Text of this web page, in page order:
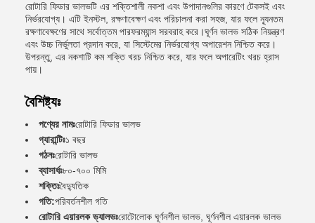
রোটারি ফিডার ভালভটি এর শক্তিশালী নকশা এবং উপাদানগুলির কারণে টেকসই এবং
নির্ভরযোগ্য। এটি ইনস্টল, রক্ষণাবেক্ষণ এবং পরিচালনা করা সহজ, যার ফলে ন্যূনতম
রক্ষণাবেক্ষণের সাথে সর্বোত্তম পারফরম্যান্স সরবরাহ করে।ঘূর্ণন ভালভ সঠিক নিয়ন্ত্রণ
এবং উচ্চ নির্ভুলতা প্রদান করে, যা সিস্টেমের নির্ভরযোগ্য অপারেশন নিশ্চিত করে।
উপরন্তু, এর নকশাটি কম শক্তি খরচ নিশ্চিত করে, যার ফলে অপারেটিং খরচ হ্রাস
পায়।
বৈশিষ্ট্যঃ
পণ্যের নামঃরোটারি ফিডার ভালভ
গ্যারান্টিঃ১ বছর
গঠনঃরোটারি ভালভ
ব্যাসার্ধঃ৮০-৭০০ মিমি
শক্তিঃবৈদ্যুতিক
গতি:পরিবর্তনশীল গতি
রোটারি এয়ারলক ভ্যালভঃরোটোলোক ঘূর্ণনশীল ভালভ, ঘূর্ণনশীল এয়ারলক ভালভ